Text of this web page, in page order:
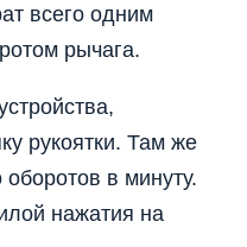
всего одним
рычага.
рукоятки. Там же
оборотов в минуту.
нажатия на